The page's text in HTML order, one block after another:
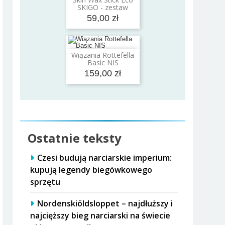
SKIGO - zestaw
59,00 zł
Wiązania Rottefella
Basic NIS
159,00 zł
Dodaj do koszyka
Ostatnie teksty
Czesi budują narciarskie imperium:
kupują legendy biegówkowego
sprzętu
Nordenskiöldsloppet – najdłuższy i
najcięższy bieg narciarski na świecie